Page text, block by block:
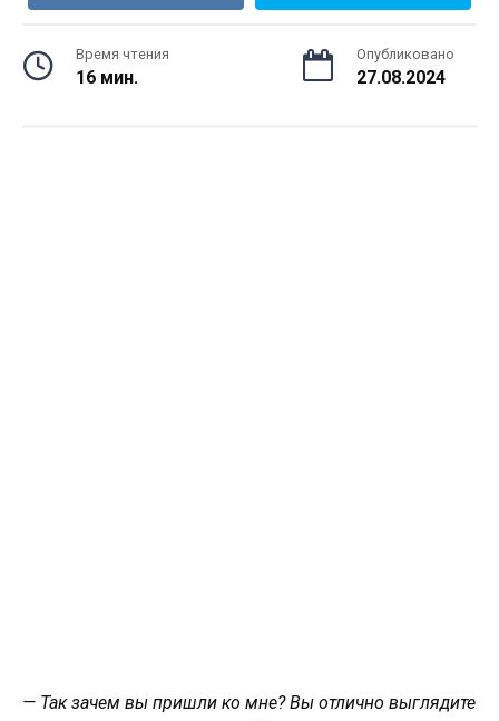
Время чтения
16 мин.
Опубликовано
27.08.2024
— Так зачем вы пришли ко мне? Вы отлично выглядите